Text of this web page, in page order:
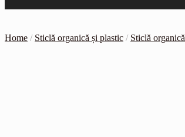
Home / Sticlă organică și plastic / Sticlă organică